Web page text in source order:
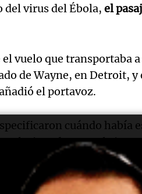
del virus del Ébola, el
vuelo que transportaba
de Wayne, en Detroit, y
el portavoz.
cuándo había
relacionados con el virus.
a CBS News que, "a